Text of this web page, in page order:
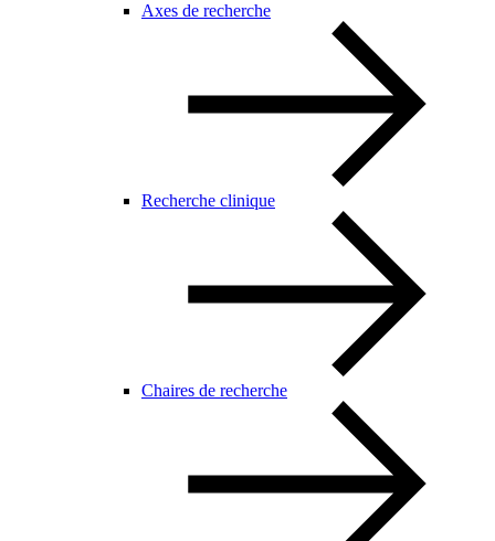
Axes de recherche
Recherche clinique
Chaires de recherche